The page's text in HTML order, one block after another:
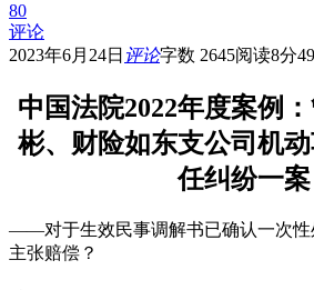
80
评论
2023年6月24日 评论字数 2645阅读8分
中国法院2022年度案例
彬、财险如东支公司机
任纠纷一案
——对于生效民事调解书已确认一次性
主张赔偿？